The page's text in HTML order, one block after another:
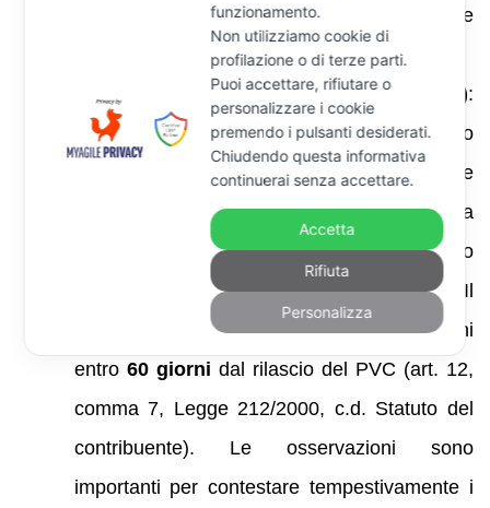
questionario e fornire tutta la documentazione
Processo Verbale di Constatazione (PVC):
se la Guardia di Finanza esegue accessi o
indagini bancarie, redige un PVC che
riassume i rilievi (ad esempio: permanenza
prolungata in Italia, utilizzo di carte di credito
italiane, abbonamento a servizi domestici). Il
contribuente può presentare osservazioni
entro 60 giorni dal rilascio del PVC (art. 12,
comma 7, Legge 212/2000, c.d. Statuto del
contribuente). Le osservazioni sono
importanti per contestare tempestivamente i
funzionamento.
Non utilizziamo cookie di
profilazione o di terze parti.
Puoi accettare, rifiutare o
personalizzare i cookie
premendo i pulsanti desiderati.
Chiudendo questa informativa
continuerai senza accettare.
Accetta
Rifiuta
Personalizza